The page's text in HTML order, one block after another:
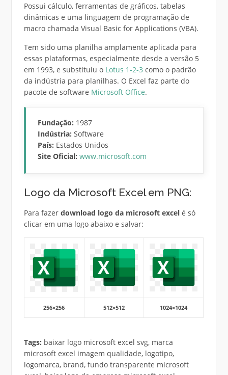
Possui cálculo, ferramentas de gráficos, tabelas
dinâmicas e uma linguagem de programação de
macro chamada Visual Basic for Applications (VBA).
Tem sido uma planilha amplamente aplicada para
essas plataformas, especialmente desde a versão 5
em 1993, e substituiu o Lotus 1-2-3 como o padrão
da indústria para planilhas. O Excel faz parte do
pacote de software Microsoft Office.
Fundação: 1987
Indústria: Software
País: Estados Unidos
Site Oficial: www.microsoft.com
Logo da Microsoft Excel em PNG:
Para fazer download logo da microsoft excelé só
clicar em uma logo abaixo e salvar:
256×256 512×512 1024×1024
Tags: baixar logo microsoft excel svg, marca
microsoft excel imagem qualidade, logotipo,
logomarca, brand, fundo transparente microsoft